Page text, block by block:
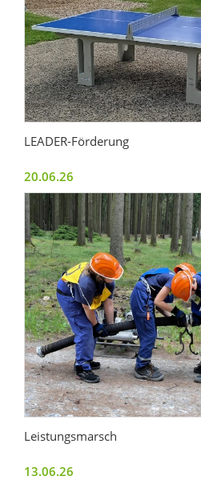
LEADER-Förderung
20.06.26
Leistungsmarsch
13.06.26